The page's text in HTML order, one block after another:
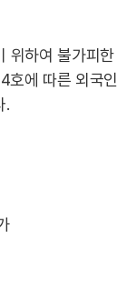
위하여 불가피한
4호에 따른 외국인
.